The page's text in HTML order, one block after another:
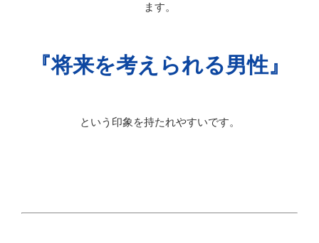
ます。
『将来を考えられる男性』
という印象を持たれやすいです。